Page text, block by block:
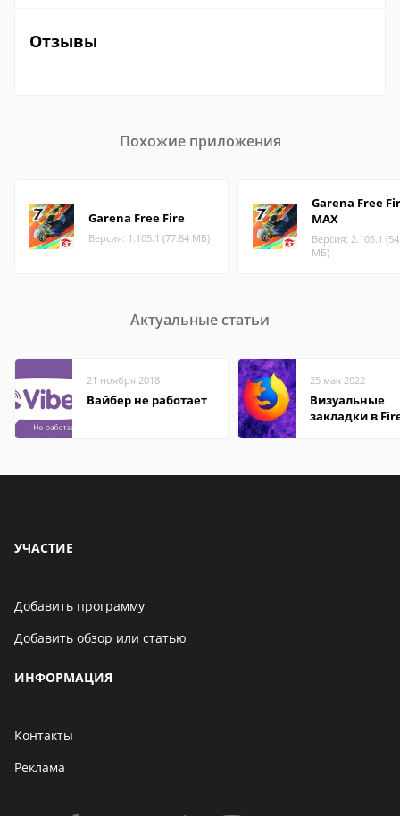
Отзывы
Похожие приложения
Garena Free Fire
Версия: 1.105.1 (77.84 МБ)
Garena Free
MAX
Версия: 2.105.1
МБ)
Актуальные статьи
21 ноября 2018
Вайбер не работает
25 мая 2022
Визуальные
закладки в
УЧАСТИЕ
Добавить программу
Добавить обзор или статью
ИНФОРМАЦИЯ
Контакты
Реклама